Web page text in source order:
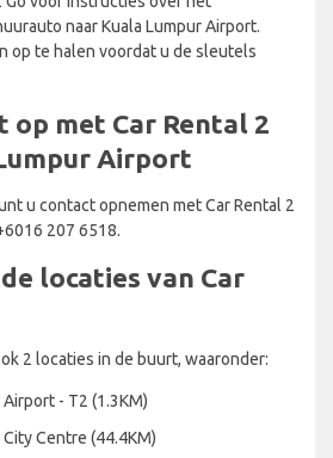
naar Kuala Lumpur Airport.
op te halen voordat u de sleutels
op met Car Rental 2
Airport
u contact opnemen met Car Rental 2
207 6518.
locaties van Car
2 locaties in de buurt, waaronder:
- T2 (1.3KM)
Centre (44.4KM)